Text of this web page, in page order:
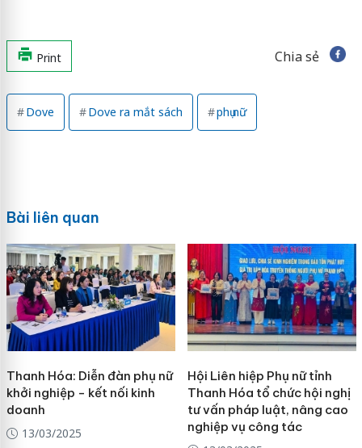
Print Chia sẻ
Dove Dove ra mắt sách phụ nữ
Bài liên quan
Thanh Hóa: Diễn đàn phụ nữ
khởi nghiệp - kết nối kinh
doanh
13/03/2025
Hội Liên hiệp Phụ nữ tỉnh
Thanh Hóa tổ chức hội nghị
tư vấn pháp luật, nâng cao
nghiệp vụ công tác